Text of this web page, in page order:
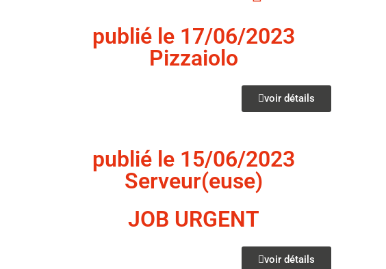
publié le 17/06/2023
Pizzaiolo
voir détails
publié le 15/06/2023
Serveur(euse)
JOB URGENT
voir détails